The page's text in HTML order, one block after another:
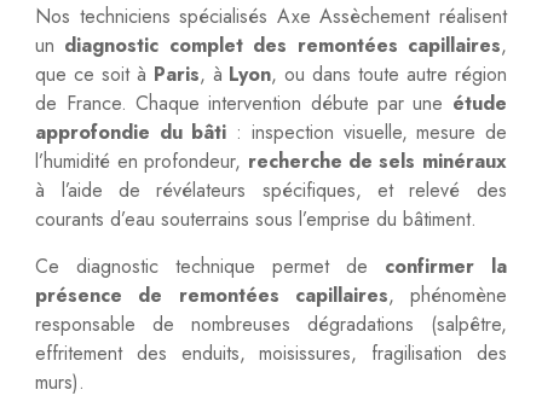
Nos techniciens spécialisés Axe Assèchement réalisent
un diagnostic complet des remontées capillaires,
que ce soit à Paris, à Lyon, ou dans toute autre région
de France. Chaque intervention débute par une étude
approfondie du bâti : inspection visuelle, mesure de
l’humidité en profondeur, recherche de sels minéraux
à l’aide de révélateurs spécifiques, et relevé des
courants d’eau souterrains sous l’emprise du bâtiment.
Ce diagnostic technique permet de confirmer la
présence de remontées capillaires, phénomène
responsable de nombreuses dégradations (salpêtre,
effritement des enduits, moisissures, fragilisation des
murs).